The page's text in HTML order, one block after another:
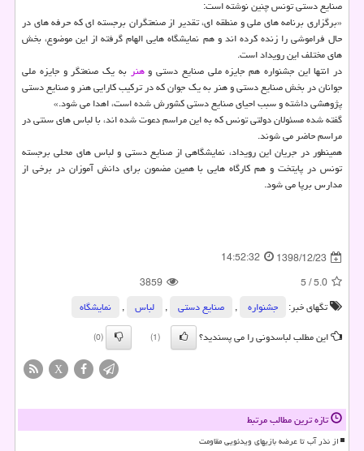
صنایع دستی تونس چنین نوشته است:
«برگزاری برنامه های ملی و منطقه ای، تقدیر از صنعتگران برجسته ای كه حرفه های در
حال فراموشی را زنده كرده اند و هم نمایشگاه هایی الهام گرفته از این موضوع، بخش
های مختلف این رویداد است.
در انتها این جشنواره هم جایزه ملی صنایع دستی وهنر به یك صنعتگر و جایزه ملی
جوانان در بخش صنایع دستی و هنر به یك جوان كه در تركیب كارایی هنر و صنایع دستی
پژوهشی داشته و سبب احیای صنایع دستی كشورش شده است، اهدا می شود.»
گفته شده مسئولان دولتی تونس كه به این مراسم دعوت شده اند، با لباس های سنتی در
مراسم حاضر می شوند.
همینطور در جریان این رویداد، نمایشگاهی از صنایع دستی و لباس های محلی برجسته
تونس در پایتخت و هم كارگاه هایی با همین مضمون برای دانش آموزان در برخی از
مدارس برپا می شود.
1398/12/23
14:52:32
5.0
/
5
3859
تگهای خبر:
جشنواره , صنایع دستی , لباس ,
نمایشگاه
این مطلب لباسدونی را می پسندید؟
(1)
(0)
X
تازه ترین مطالب مرتبط
از نذر آب تا عرضه بازیهای ویدئویی مقاومت